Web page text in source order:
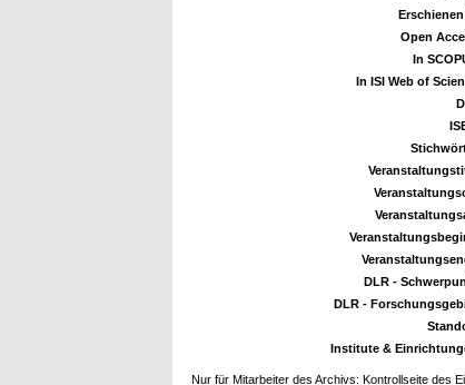
Open
In
In ISI Web of
DLR -
DLR -
Institute &
Nur für Mitarbeiter des Archivs: Kontrollseite des